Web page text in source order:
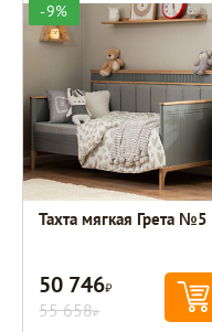
-9%
Тахта мягкая Грета №5
50 746Р
55 658Р